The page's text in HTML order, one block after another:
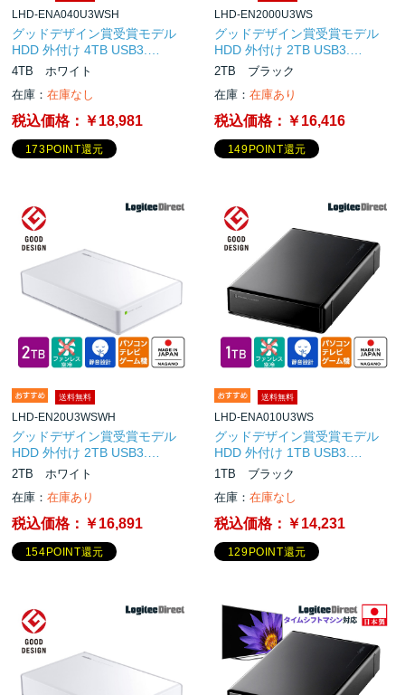
LHD-ENA040U3WSH
グッドデザイン賞受賞モデル
HDD 外付け 4TB USB3.…
4TB ホワイト
在庫：在庫なし
税込価格： ￥18,981
173POINT還元
LHD-EN2000U3WS
グッドデザイン賞受賞モデル
HDD 外付け 2TB USB3.…
2TB ブラック
在庫：在庫あり
税込価格： ￥16,416
149POINT還元
送料無料
LHD-EN20U3WSWH
グッドデザイン賞受賞モデル
HDD 外付け 2TB USB3.…
2TB ホワイト
在庫：在庫あり
税込価格： ￥16,891
154POINT還元
送料無料
LHD-ENA010U3WS
グッドデザイン賞受賞モデル
HDD 外付け 1TB USB3.…
1TB ブラック
在庫：在庫なし
税込価格： ￥14,231
129POINT還元